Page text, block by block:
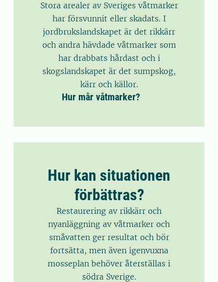
Stora arealer av Sveriges våtmarker
har försvunnit eller skadats. I
jordbruks­landskapet är det rikkärr
och andra hävdade våtmarker som
har drabbats hårdast och i
skogslandskapet är det sumpskog,
kärr och källor.
Hur mår våtmarker?
Hur kan situationen
förbättras?
Restaurering av rikkärr och
nyanläggning av våtmarker och
småvatten ger resultat och bör
fortsätta, men även igenvuxna
mosseplan behöver återställas i
södra Sverige.